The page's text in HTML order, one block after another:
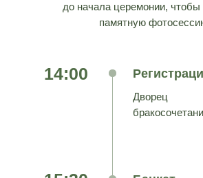
до начала церемонии, чтобы
памятную
Дворец
14:00